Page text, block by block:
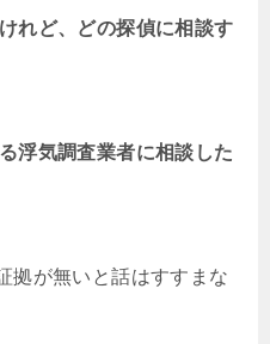
れど、どの探偵に相談す
浮気調査業者に相談した
拠が無いと話はすすまな